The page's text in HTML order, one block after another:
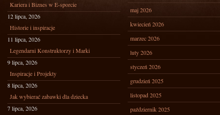
Kariera i Biznes w E-sporcie
12 lipca, 2026
Historie i inspiracje
11 lipca, 2026
Legendarni Konstruktorzy i Marki
9 lipca, 2026
Inspiracje i Projekty
8 lipca, 2026
Jak wybierać zabawki dla dziecka
7 lipca, 2026
maj 2026
kwiecień 2026
marzec 2026
luty 2026
styczeń 2026
grudzień 2025
listopad 2025
październik 2025